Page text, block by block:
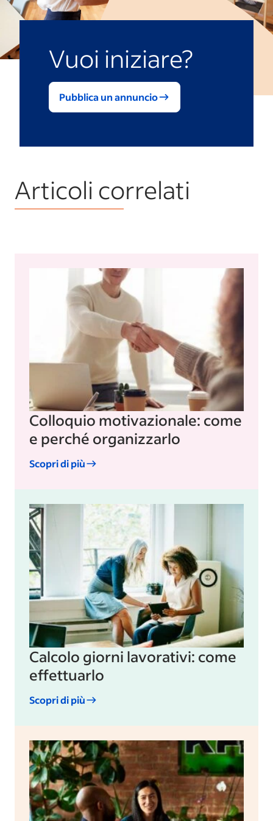
Vuoi iniziare?
Pubblica un annuncio
Articoli correlati
Colloquio motivazionale: come
e perché organizzarlo
Scopri di più
Calcolo giorni lavorativi: come
effettuarlo
Scopri di più